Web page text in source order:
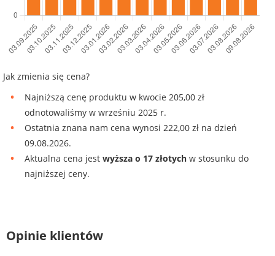
Jak zmienia się cena?
Najniższą cenę produktu w kwocie 205,00 zł
odnotowaliśmy w wrześniu 2025 r.
Ostatnia znana nam cena wynosi 222,00 zł na dzień
09.08.2026.
Aktualna cena jest wyższa o 17 złotych w stosunku do
najniższej ceny.
Opinie klientów